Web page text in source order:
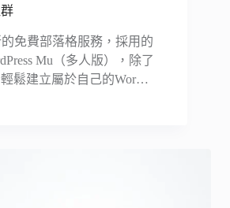
免費部落格服務，採用的
Mu（多人版），除了
鬆建立屬於自己的Wor…